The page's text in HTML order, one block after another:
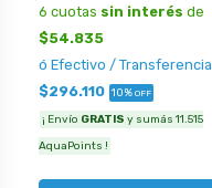
6 cuotas sin interés de
$54.835
ó Efectivo / Transferencia
$296.110 10% OFF
¡ Envío GRATIS y sumás 11.515
AquaPoints !